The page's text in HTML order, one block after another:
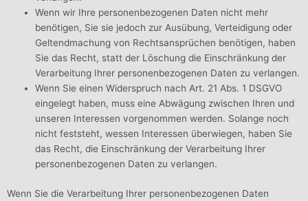
Wenn wir Ihre personenbezogenen Daten nicht mehr
benötigen, Sie sie jedoch zur Ausübung, Verteidigung oder
Geltendmachung von Rechtsansprüchen benötigen, haben
Sie das Recht, statt der Löschung die Einschränkung der
Verarbeitung Ihrer personenbezogenen Daten zu verlangen.
Wenn Sie einen Widerspruch nach Art. 21 Abs. 1 DSGVO
eingelegt haben, muss eine Abwägung zwischen Ihren und
unseren Interessen vorgenommen werden. Solange noch
nicht feststeht, wessen Interessen überwiegen, haben Sie
das Recht, die Einschränkung der Verarbeitung Ihrer
personenbezogenen Daten zu verlangen.
Wenn Sie die Verarbeitung Ihrer personenbezogenen Daten